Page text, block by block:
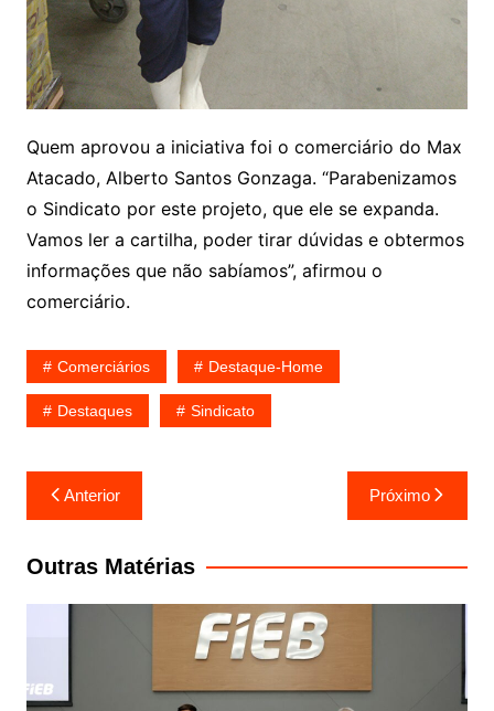
Quem aprovou a iniciativa foi o comerciário do Max
Atacado, Alberto Santos Gonzaga. “Parabenizamos
o Sindicato por este projeto, que ele se expanda.
Vamos ler a cartilha, poder tirar dúvidas e obtermos
informações que não sabíamos”, afirmou o
comerciário.
Comerciários Destaque-Home
Destaques Sindicato
Navegação
de
Post
Anterior Próximo
Outras Matérias